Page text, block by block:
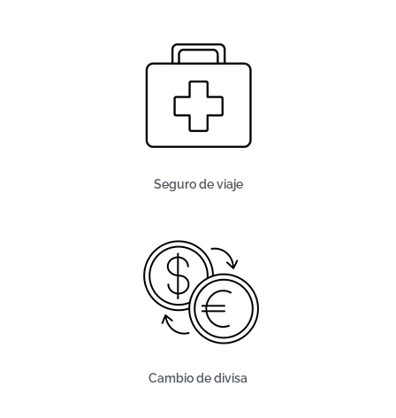
Seguro de viaje
Cambio de divisa